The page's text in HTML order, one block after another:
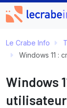
Le Crabe Info
Windows 11 :
Windows